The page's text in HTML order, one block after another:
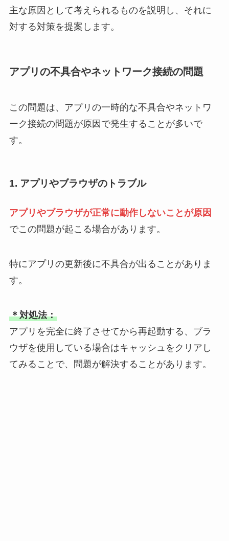
主な原因として考えられるものを説明し、それに
対する対策を提案します。
アプリの不具合やネットワーク接続の問題
この問題は、アプリの一時的な不具合やネットワ
ーク接続の問題が原因で発生することが多いで
す。
1. アプリやブラウザのトラブル
アプリやブラウザが正常に動作しないことが原因
でこの問題が起こる場合があります。
特にアプリの更新後に不具合が出ることがありま
す。
＊対処法：
アプリを完全に終了させてから再起動する、ブラ
ウザを使用している場合はキャッシュをクリアし
てみることで、問題が解決することがあります。